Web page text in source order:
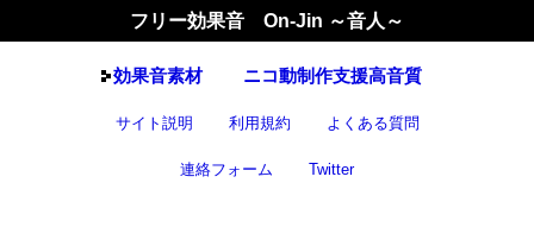
フリー効果音 On-Jin ～音人～
効果音素材 ニコ動制作支援高音質
サイト説明 利用規約 よくある質問
連絡フォーム Twitter